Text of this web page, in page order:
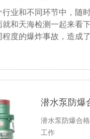
业和不同环节中，随
和天海检测一起来看
度的爆炸事故，造
潜水泵防爆
潜水泵防爆合
工作